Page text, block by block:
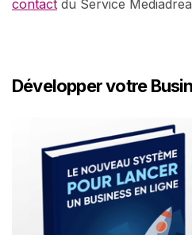
contact du Service
Développer votre